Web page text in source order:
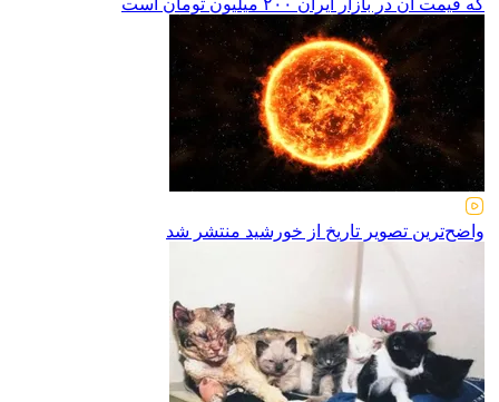
که قیمت آن در بازار ایران ۲۰۰ میلیون تومان است
واضح‌ترین تصویر تاریخ از خورشید منتشر شد